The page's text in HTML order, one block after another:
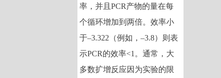
率，并且PCR产物的量在每
个循环增加到两倍。效率小
于–3.322 （例如，–3.8）则表
示PCR的效率<1 。通常，大
多数扩增反应因为实验的限